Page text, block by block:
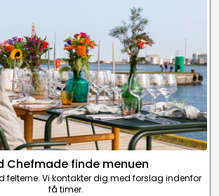
Chefmade finde menuen
felterne. Vi kontakter dig med forslag indenfor
få timer.